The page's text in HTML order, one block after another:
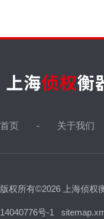
首页 关于我们
版权所有©2026 上海侦权
14040776号-1